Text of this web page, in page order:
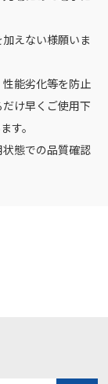
えない様願いま
能劣化等を防止
け早くご使用下
す。
態での品質確認